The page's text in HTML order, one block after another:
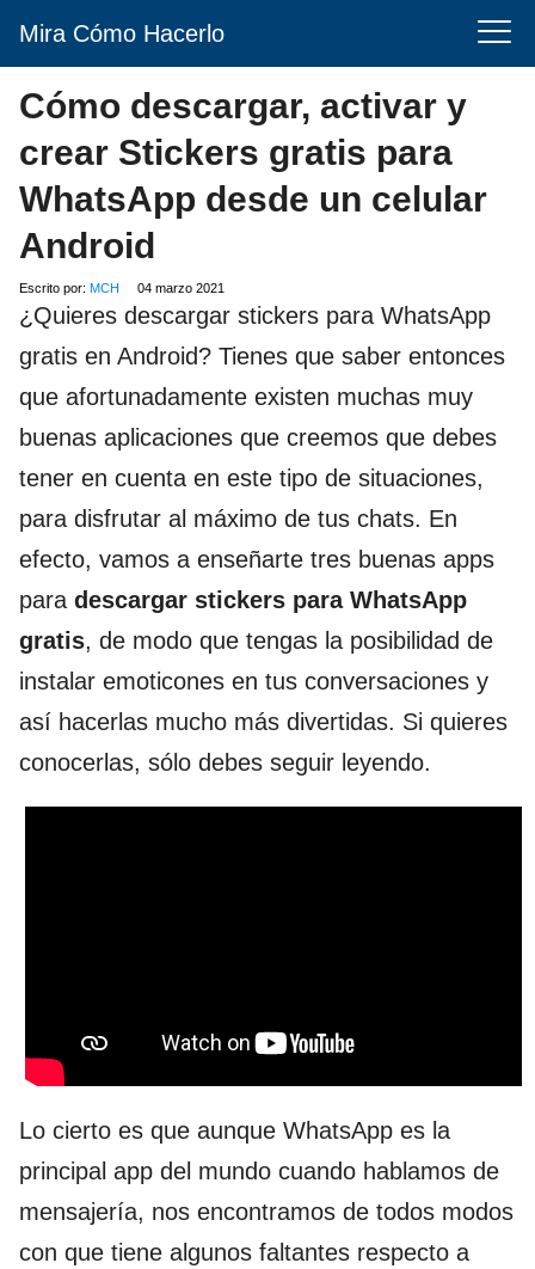
Mira Cómo Hacerlo
Cómo descargar, activar y
crear Stickers gratis para
WhatsApp desde un celular
Android
Escrito por: MCH 04 marzo 2021
¿Quieres descargar stickers para WhatsApp
gratis en Android? Tienes que saber entonces
que afortunadamente existen muchas muy
buenas aplicaciones que creemos que debes
tener en cuenta en este tipo de situaciones,
para disfrutar al máximo de tus chats. En
efecto, vamos a enseñarte tres buenas apps
para descargar stickers para WhatsApp
gratis, de modo que tengas la posibilidad de
instalar emoticones en tus conversaciones y
así hacerlas mucho más divertidas. Si quieres
conocerlas, sólo debes seguir leyendo.
Lo cierto es que aunque WhatsApp es la
principal app del mundo cuando hablamos de
mensajería, nos encontramos de todos modos
con que tiene algunos faltantes respecto a